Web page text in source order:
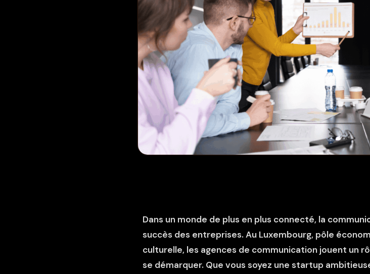
Dans un monde de plus en plus connecté, la
succès des entreprises. Au Luxembourg, pôle
culturelle, les agences de communication jouent un
se démarquer. Que vous soyez une startup